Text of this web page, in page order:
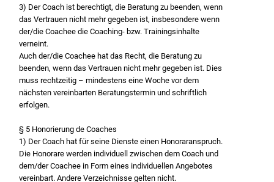
3) Der Coach ist berechtigt, die Beratung zu beenden, wenn
das Vertrauen nicht mehr gegeben ist, insbesondere wenn
der/die Coachee die Coaching- bzw. Trainingsinhalte
verneint.
Auch der/die Coachee hat das Recht, die Beratung zu
beenden, wenn das Vertrauen nicht mehr gegeben ist. Dies
muss rechtzeitig – mindestens eine Woche vor dem
nächsten vereinbarten Beratungstermin und schriftlich
erfolgen.
§ 5 Honorierung de Coaches
1) Der Coach hat für seine Dienste einen Honoraranspruch.
Die Honorare werden individuell zwischen dem Coach und
dem/der Coachee in Form eines individuellen Angebotes
vereinbart. Andere Verzeichnisse gelten nicht.